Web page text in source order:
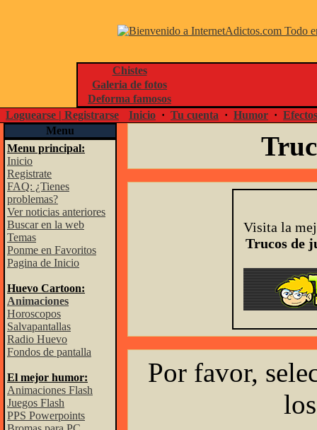
Chistes
Galeria de fotos
Deforma famosos
Loguearse | Registrarse
Inicio · Tu cuenta · Humor ·
Menu
Menu principal:
Inicio
Registrate
FAQ: ¿Tienes
problemas?
Ver noticias anteriores
Buscar en la web
Temas
Ponme en Favoritos
Pagina de Inicio
Huevo Cartoon:
Animaciones
Horoscopos
Salvapantallas
Radio Huevo
Fondos de pantalla
El mejor humor:
Animaciones Flash
Juegos Flash
PPS Powerpoints
Visita la
Trucos de
Por favor,